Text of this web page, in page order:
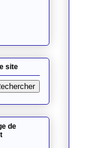
site
de